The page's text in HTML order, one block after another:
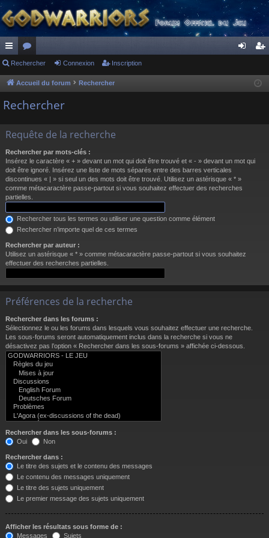
ac
co
ur
s
or
u
m
cri
Rechercher Connexion Inscription
Accueil du forum Rechercher
Rechercher
Requête de la recherche
Rechercher par mots-clés :
Insérez le caractère « + » devant un mot qui doit être trouvé et « - » devant un mot qui
doit être ignoré. Insérez une liste de mots séparés entre des barres verticales
discontinues « | » si seul un des mots doit être trouvé. Utilisez un astérisque « * »
comme métacaractère passe-partout si vous souhaitez effectuer des recherches
partielles.
Rechercher tous les termes ou utiliser une question comme élément
Rechercher n’importe quel de ces termes
Rechercher par auteur :
Utilisez un astérisque « * » comme métacaractère passe-partout si vous souhaitez
effectuer des recherches partielles.
Préférences de la recherche
Rechercher dans les forums :
Sélectionnez le ou les forums dans lesquels vous souhaitez effectuer une recherche.
Les sous-forums seront automatiquement inclus dans la recherche si vous ne
désactivez pas l’option « Rechercher dans les sous-forums » affichée ci-dessous.
Rechercher dans les sous-forums :
Oui
Non
Rechercher dans :
Le titre des sujets et le contenu des messages
Le contenu des messages uniquement
Le titre des sujets uniquement
Le premier message des sujets uniquement
Afficher les résultats sous forme de :
Messages
Sujets